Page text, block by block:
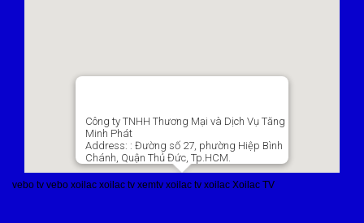
Công ty TNHH Thương Mại và Dịch Vụ Tăng
Minh Phát
Address: : Đường số 27, phường Hiệp Bình
Chánh, Quận Thủ Đức, Tp.HCM.
vebo tv vebo xoilac xoilac tv xemtv xoilac tv xoilac Xoilac TV